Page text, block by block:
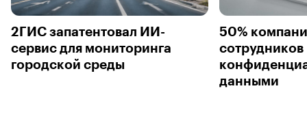
2ГИС запатентовал ИИ-
сервис для мониторинга
городской среды
50%
сотрудников
данными